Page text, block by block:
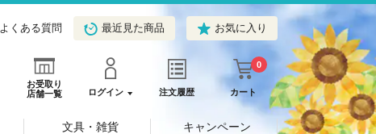
よくある質問 最近見た商品 お気に入り
お受取り
店舗一覧
ログイン 注文履歴 カート
0
文具・雑貨 キャンペーン